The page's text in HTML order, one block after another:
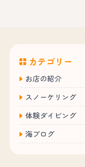
カテゴリー
お店の紹介
スノーケリング
体験ダイビング
海ブログ